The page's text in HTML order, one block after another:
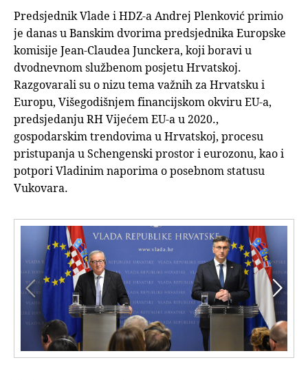
Predsjednik Vlade i HDZ-a Andrej Plenković primio
je danas u Banskim dvorima predsjednika Europske
komisije Jean-Claudea Junckera, koji boravi u
dvodnevnom službenom posjetu Hrvatskoj.
Razgovarali su o nizu tema važnih za Hrvatsku i
Europu, Višegodišnjem financijskom okviru EU-a,
predsjedanju RH Vijećem EU-a u 2020.,
gospodarskim trendovima u Hrvatskoj, procesu
pristupanja u Schengenski prostor i eurozonu, kao i
potpori Vladinim naporima o posebnom statusu
Vukovara.

